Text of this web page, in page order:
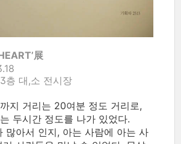
展
층 대,소 전시장
지 거리는 20여분 정도 거리로,
두시간 정도를 나가 있었다.
많아서 인지, 아는 사람에 아는 사